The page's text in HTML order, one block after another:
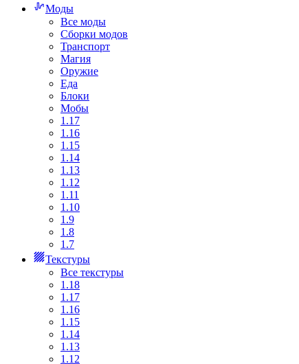
Моды
Все моды
Сборки модов
Транспорт
Магия
Оружие
Еда
Блоки
Мобы
1.17
1.16
1.15
1.14
1.13
1.12
1.11
1.10
1.9
1.8
1.7
Текстуры
Все текстуры
1.18
1.17
1.16
1.15
1.14
1.13
1.12